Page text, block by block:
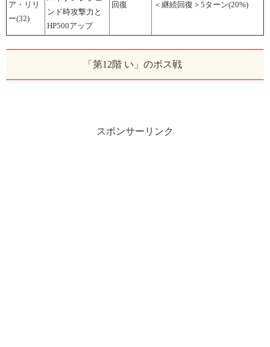
ア・リリ
ー(32)
ンド時攻撃力と
HP500アップ
回復 ＜継続回復＞5ターン(20%)
「第12階 い」のボス戦
スポンサーリンク